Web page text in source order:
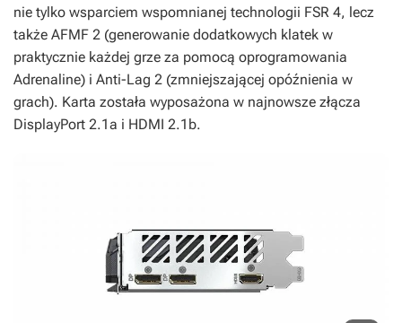
nie tylko wsparciem wspomnianej technologii FSR 4, lecz
także AFMF 2 (generowanie dodatkowych klatek w
praktycznie każdej grze za pomocą oprogramowania
Adrenaline) i Anti-Lag 2 (zmniejszającej opóźnienia w
grach). Karta została wyposażona w najnowsze złącza
DisplayPort 2.1a i HDMI 2.1b.